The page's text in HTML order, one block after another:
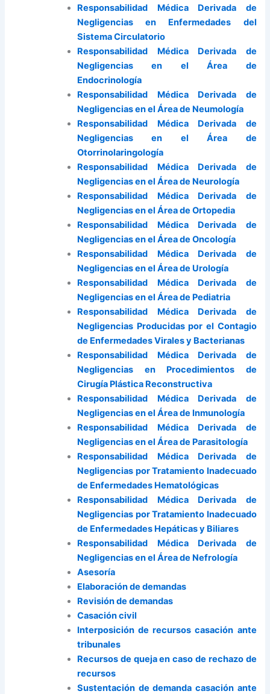
Responsabilidad Médica Derivada de
Negligencias en Enfermedades del
Sistema Circulatorio
Responsabilidad Médica Derivada de
Negligencias en el Área de
Endocrinología
Responsabilidad Médica Derivada de
Negligencias en el Área de Neumología
Responsabilidad Médica Derivada de
Negligencias en el Área de
Otorrinolaringología
Responsabilidad Médica Derivada de
Negligencias en el Área de Neurología
Responsabilidad Médica Derivada de
Negligencias en el Área de Ortopedia
Responsabilidad Médica Derivada de
Negligencias en el Área de Oncología
Responsabilidad Médica Derivada de
Negligencias en el Área de Urología
Responsabilidad Médica Derivada de
Negligencias en el Área de Pediatria
Responsabilidad Médica Derivada de
Negligencias Producidas por el Contagio
de Enfermedades Virales y Bacterianas
Responsabilidad Médica Derivada de
Negligencias en Procedimientos de
Cirugía Plástica Reconstructiva
Responsabilidad Médica Derivada de
Negligencias en el Área de Inmunología
Responsabilidad Médica Derivada de
Negligencias en el Área de Parasitología
Responsabilidad Médica Derivada de
Negligencias por Tratamiento Inadecuado
de Enfermedades Hematológicas
Responsabilidad Médica Derivada de
Negligencias por Tratamiento Inadecuado
de Enfermedades Hepáticas y Biliares
Responsabilidad Médica Derivada de
Negligencias en el Área de Nefrología
Asesoría
Elaboración de demandas
Revisión de demandas
Casación civil
Interposición de recursos casación ante
tribunales
Recursos de queja en caso de rechazo de
recursos
Sustentación de demanda casación ante